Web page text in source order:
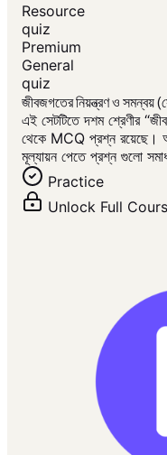
Resource
quiz
Premium
General
quiz
জীবজগতের নিয়ন্ত্রণ ও সমন্বয়
এই সেটটিতে দশম শ্রেণীর
থেকে MCQ প্রশ্ন রয়েছে।
মূল্যায়ন পেতে প্রশ্ন গুলো
Practice
Unlock Full